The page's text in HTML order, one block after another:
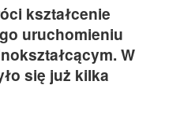
kształcenie
uruchomieniu
W
się już kilka